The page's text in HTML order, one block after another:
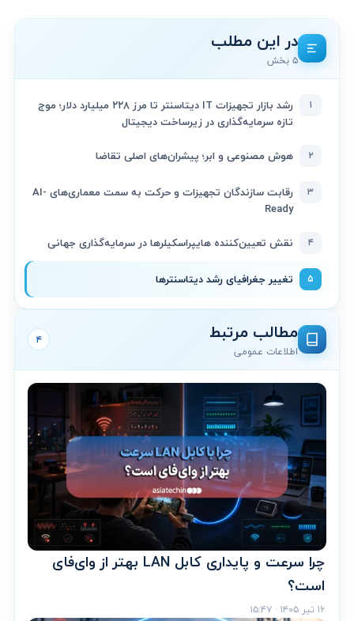
در این مطلب
۵ بخش
۱
رشد بازار تجهیزات IT دیتاسنتر تا مرز ۲۲۸ میلیارد دلار؛ موج
تازه سرمایه‌گذاری در زیرساخت دیجیتال
۲ هوش مصنوعی و ابر؛ پیشران‌های اصلی تقاضا
۳
رقابت سازندگان تجهیزات و حرکت به سمت معماری‌های AI-
Ready
۴ نقش تعیین‌کننده هایپراسکیلرها در سرمایه‌گذاری جهانی
۵ تغییر جغرافیای رشد دیتاسنترها
مطالب مرتبط
اطلاعات عمومی
۴
چرا سرعت و پایداری کابل LAN بهتر از وای‌فای
است؟
۱۶ تیر ۱۴۰۵ · ۱۵:۴۷